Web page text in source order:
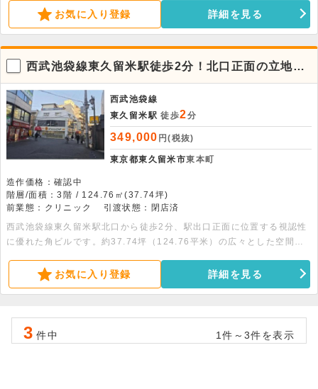
お気に入り登録 詳細を見る
西武池袋線東久留米駅徒歩2分！北口正面の立地。
専用EV付の3階店舗。
西武池袋線
東久留米駅 徒歩2分
349,000 円(税抜)
東京都東久留米市東本町
造作価格：確認中
階層/面積：3階 / 124.76㎡(37.74坪)
前業態：クリニック
引渡状態：閉店済
西武池袋線東久留米駅北口から徒歩2分、駅出口正面に位置する視認性
に優れた角ビルです。約37.74坪（124.76平米）の広々とした空間
飲食店を含め幅広い業態に対応可能で、周辺の賑わいを活かした出店が
期待できます。詳細につきましてはお問い合わせください。
お気に入り登録 詳細を見る
3 件中 1件～3件を表示